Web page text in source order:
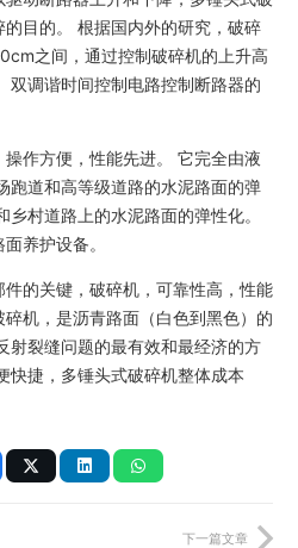
目的。 根据国内外的研究，破碎
之间，通过控制破碎机的上升高
双调谐时间控制电路控制断路器的
作方便，性能先进。 它完全由液
跑道和高等级道路的水泥路面的弹
村道路上的水泥路面的弹性化。
养护设备。
的关键，破碎机，可靠性高，性能
机，是沥青路面（白色到黑色）的
射裂缝问题的最有效和最经济的方
快捷，多锤头式破碎机整体成本
下一篇文章